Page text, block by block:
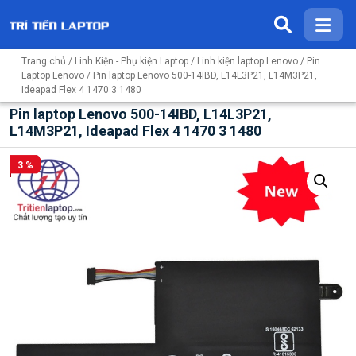
Trang chủ / Linh Kiện - Phụ kiện Laptop / Linh kiện laptop Lenovo / Pin
Laptop Lenovo / Pin laptop Lenovo 500-14IBD, L14L3P21, L14M3P21,
Ideapad Flex 4 1470 3 1480
Pin laptop Lenovo 500-14IBD, L14L3P21,
L14M3P21, Ideapad Flex 4 1470 3 1480
3 %